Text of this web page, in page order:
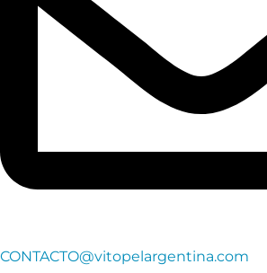
CONTACTO@vitopelargentina.com